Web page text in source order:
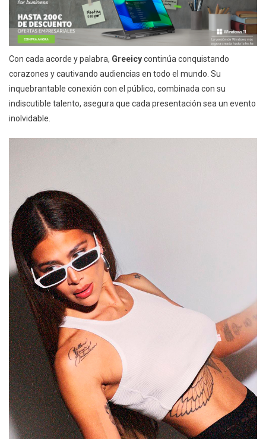
Con cada acorde y palabra, Greeicycontinúa conquistando
corazones y cautivando audiencias en todo el mundo. Su
inquebrantable conexión con el público, combinada con su
indiscutible talento, asegura que cada presentación sea un evento
inolvidable.